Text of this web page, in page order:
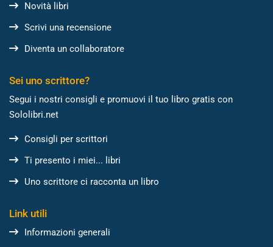
Novità libri
Scrivi una recensione
Diventa un collaboratore
Sei uno scrittore?
Segui i nostri consigli e promuovi il tuo libro gratis con
Sololibri.net
Consigli per scrittori
Ti presento i miei... libri
Uno scrittore ci racconta un libro
Link utili
Informazioni generali